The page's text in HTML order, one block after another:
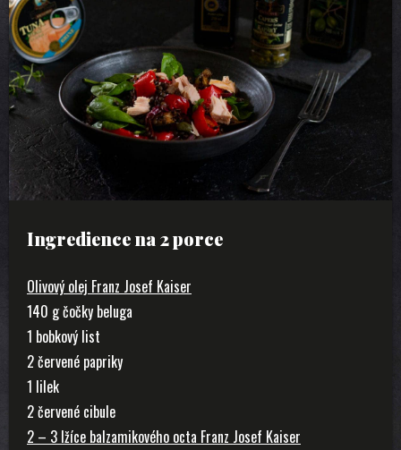
Ingredience na 2 porce
Olivový olej Franz Josef Kaiser
140 g čočky beluga
1 bobkový list
2 červené papriky
1 lilek
2 červené cibule
2 – 3 lžíce balzamikového octa Franz Josef Kaiser